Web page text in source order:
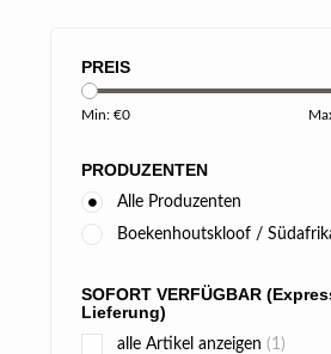
PREIS
Min: €0
PRODUZENTEN
Alle Produzenten
Boekenhoutskloof /
SOFORT VERFÜGBAR
Lieferung)
alle Artikel anzeigen (1)